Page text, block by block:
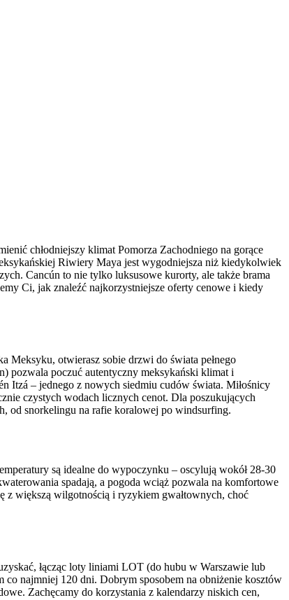
chłodniejszy klimat Pomorza Zachodniego na gorące
Riwiery Maya jest wygodniejsza niż kiedykolwiek
Cancún to nie tylko luksusowe kurorty, ale także brama
Ci, jak znaleźć najkorzystniejsze oferty cenowe i kiedy
Meksyku, otwierasz sobie drzwi do świata pełnego
pozwala poczuć autentyczny meksykański klimat i
Itzá – jednego z nowych siedmiu cudów świata. Miłośnicy
czystych wodach licznych cenot. Dla poszukujących
od snorkelingu na rafie koralowej po windsurfing.
są idealne do wypoczynku – oscylują wokół 28-30
spadają, a pogoda wciąż pozwala na komfortowe
z większą wilgotnością i ryzykiem gwałtownych, choć
łącząc loty liniami LOT (do hubu w Warszawie lub
najmniej 120 dni. Dobrym sposobem na obniżenie kosztów
Zachęcamy do korzystania z kalendarzy niskich cen,